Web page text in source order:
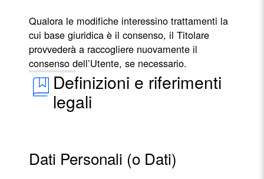
Qualora le modifiche interessino trattamenti la
cui base giuridica è il consenso, il Titolare
provvederà a raccogliere nuovamente il
consenso dell’Utente, se necessario.
Definizioni e riferimenti
legali
Dati Personali (o Dati)